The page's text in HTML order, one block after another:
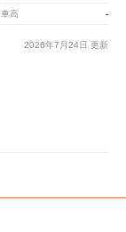
車高 -
2026年7月24日 更新